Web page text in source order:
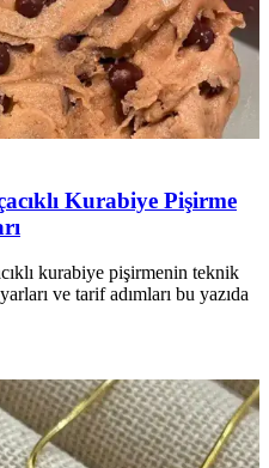
Kurabiye Pişirme
kurabiye pişirmenin teknik
ve tarif adımları bu yazıda